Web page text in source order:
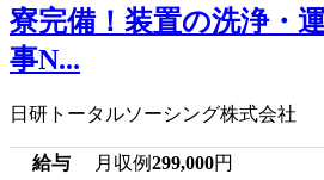
寮完備！装置の洗浄・
事N...
日研トータルソーシング株式会社
給与 月収例299,000円